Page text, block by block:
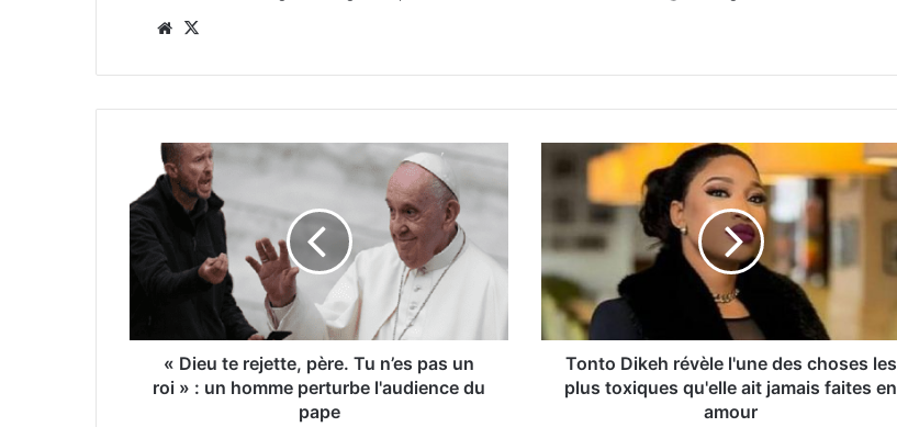
Website
« Dieu te rejette, père. Tu n’es pas un
roi » : un homme perturbe l'audience du
pape
Tonto Dikeh révèle l'une des choses les
plus toxiques qu'elle ait jamais faites en
amour